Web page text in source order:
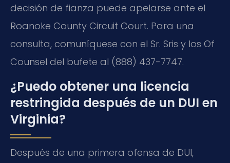
decisión de fianza puede apelarse ante el
Roanoke County Circuit Court. Para una
consulta, comuníquese con el Sr. Sris y los Of
Counsel del bufete al (888) 437-7747.
¿Puedo obtener una licencia
restringida después de un DUI en
Virginia?
Después de una primera ofensa de DUI,